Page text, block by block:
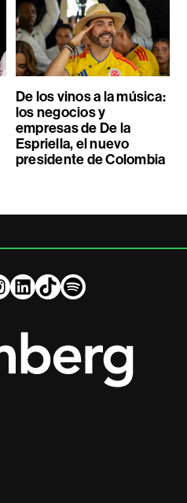
De los vinos a la música:
los negocios y
empresas de De la
Espriella, el nuevo
presidente de Colombia